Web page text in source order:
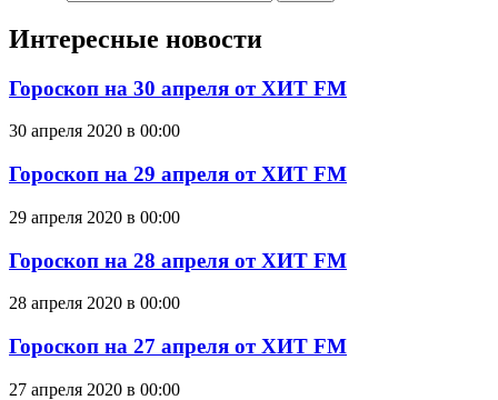
Интересные новости
Гороскоп на 30 апреля от ХИТ FM
30 апреля 2020 в 00:00
Гороскоп на 29 апреля от ХИТ FM
29 апреля 2020 в 00:00
Гороскоп на 28 апреля от ХИТ FM
28 апреля 2020 в 00:00
Гороскоп на 27 апреля от ХИТ FM
27 апреля 2020 в 00:00